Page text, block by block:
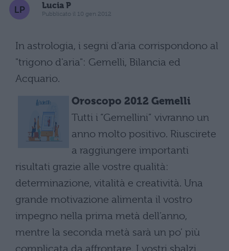
Lucia P
Pubblicato il 10 gen 2012
In astrologia, i segni d'aria corrispondono al
"trigono d'aria": Gemelli, Bilancia ed
Acquario.
Oroscopo 2012 Gemelli
Tutti i “Gemellini” vivranno un
anno molto positivo. Riuscirete
a raggiungere importanti
risultati grazie alle vostre qualità:
determinazione, vitalità e creatività. Una
grande motivazione alimenta il vostro
impegno nella prima metà dell’anno,
mentre la seconda metà sarà un po’ più
complicata da affrontare. I vostri sbalzi